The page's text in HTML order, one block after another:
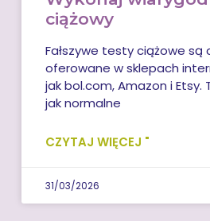
ciążowy
Fałszywe testy ciążowe są
oferowane w sklepach
jak bol.com, Amazon i Etsy.
jak normalne
CZYTAJ WIĘCEJ "
31/03/2026